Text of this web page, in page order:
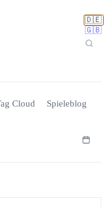
🇩🇪
🇬🇧
Cloud Spieleblog